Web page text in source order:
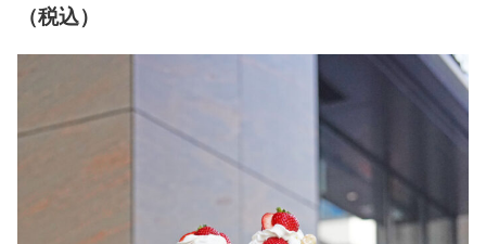
（税込）